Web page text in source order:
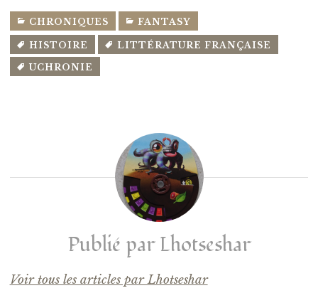
CHRONIQUES FANTASY
HISTOIRE LITTÉRATURE FRANÇAISE
UCHRONIE
Publié parLhotseshar
Voir tous les articles par Lhotseshar